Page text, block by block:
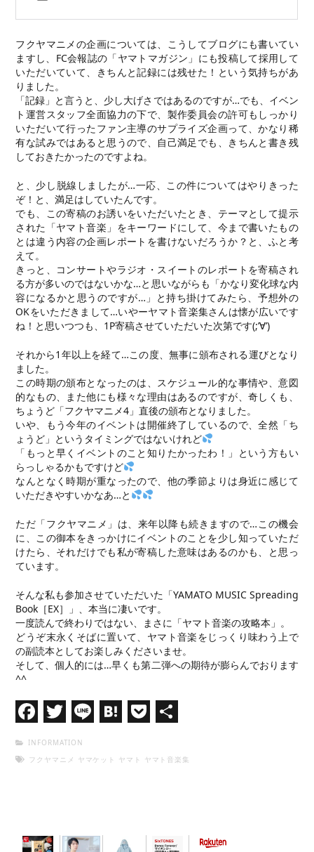
フクヤマニメの企画については、こうしてブログにも書いてい
ますし、FC会報誌の「ヤマトマガジン」にも投稿して採用して
いただいていて、きちんと記録には残せた！という気持ちがあ
りました。
「記録」と言うと、少し大げさではあるのですが…でも、イベン
ト運営スタッフ全面協力の下で、製作委員会の許可もしっかり
いただいて行ったファン主導のサプライズ企画って、かなり稀
有な試みではあると思うので、自己満足でも、きちんと書き残
しておきたかったのですよね。
と、少し脱線しましたが…一応、この件についてはやりきった
ぞ！と、満足はしていたんです。
でも、この寄稿のお誘いをいただいたとき、テーマとして提示
された「ヤマト音楽」をキーワードにして、今まで書いたもの
とは違う内容の企画レポートを書けないだろうか？と、ふと考
えて。
きっと、コンサートやラジオ・スイートのレポートを寄稿され
る方が多いのではないかな…と思いながらも「かなり変化球な内
容になるかと思うのですが…」と持ち掛けてみたら、予想外の
OKをいただきまして…いやーヤマト音楽集さんは懐が広いです
ね！と思いつつも、1P寄稿させていただいた次第です(;’∀’)
それから1年以上を経て…この度、無事に頒布される運びとなり
ました。
この時期の頒布となったのは、スケジュール的な事情や、意図
的なもの、また他にも様々な理由はあるのですが、奇しくも、
ちょうど「フクヤマニメ4」直後の頒布となりました。
いや、もう今年のイベントは開催終了しているので、全然「ち
ょうど」というタイミングではないけれど
「もっと早くイベントのこと知りたかったわ！」という方もい
らっしゃるかもですけど
なんとなく時期が重なったので、他の季節よりは身近に感じて
いただきやすいかなあ…と
ただ「フクヤマニメ」は、来年以降も続きますので…この機会
に、この御本をきっかけにイベントのことを少し知っていただ
けたら、それだけでも私が寄稿した意味はあるのかも、と思っ
ています。
そんな私も参加させていただいた「YAMATO MUSIC Spreading
Book［EX］」、本当に凄いです。
一度読んで終わりではない、まさに「ヤマト音楽の攻略本」。
どうぞ末永くそばに置いて、ヤマト音楽をじっくり味わう上で
の副読本としてお楽しみくださいませ。
そして、個人的には…早くも第二弾への期待が膨らんでおります
^^
Facebook
Twitter
LineHatena
Pocket
INFORMATION
フクヤマニメ ヤマケット ヤマト ヤマト音楽集